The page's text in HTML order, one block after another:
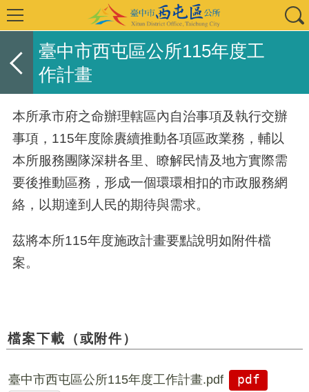
臺中市西屯區公所115年度工
作計畫
本所承市府之命辦理轄區內自治事項及執行交辦
事項， 115年度除賡續推動各項區政業務，輔以
本所服務團隊深耕各里、瞭解民情及地方實際需
要後推動區務，形成一個環環相扣的市政服務網
絡，以期達到人民的期待與需求。
茲將本所115年度施政計畫要點說明如附件檔
案。
檔案下載（或附件）
臺中市西屯區公所115年度工作計畫.pdf
pdf